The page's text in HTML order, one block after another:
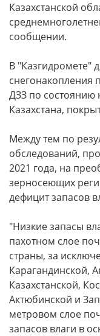
Казахстанской
сообщении.
В "Казгидромете"
снегонакопления
ДЗЗ по состоянию
Казахстана,
Между тем по
обследований,
2021 года, на
зерносеющих
дефицит запасов
"Низкие запасы
пахотном слое
страны, за
Карагандинской,
Казахстанской,
Актюбинской и
метровом слое
запасов влаги в